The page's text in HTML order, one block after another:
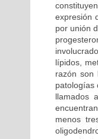
expresión
por unión
lípidos,
razón son
patologías
llamados
menos